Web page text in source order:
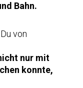
Bahn.
von
nur mit
konnte,